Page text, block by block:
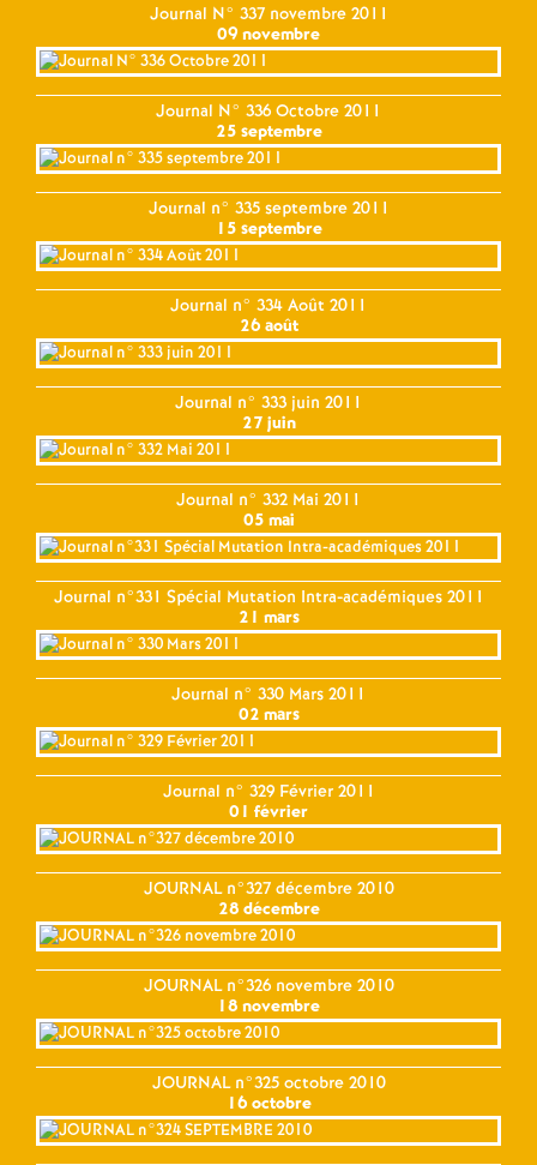
Journal N° 337 novembre 2011
09 novembre
Journal N° 336 Octobre 2011
25 septembre
Journal n° 335 septembre 2011
15 septembre
Journal n° 334 Août 2011
26 août
Journal n° 333 juin 2011
27 juin
Journal n° 332 Mai 2011
05 mai
Journal n°331 Spécial Mutation Intra-académiques 2011
21 mars
Journal n° 330 Mars 2011
02 mars
Journal n° 329 Février 2011
01 février
JOURNAL n°327 décembre 2010
28 décembre
JOURNAL n°326 novembre 2010
18 novembre
JOURNAL n°325 octobre 2010
16 octobre